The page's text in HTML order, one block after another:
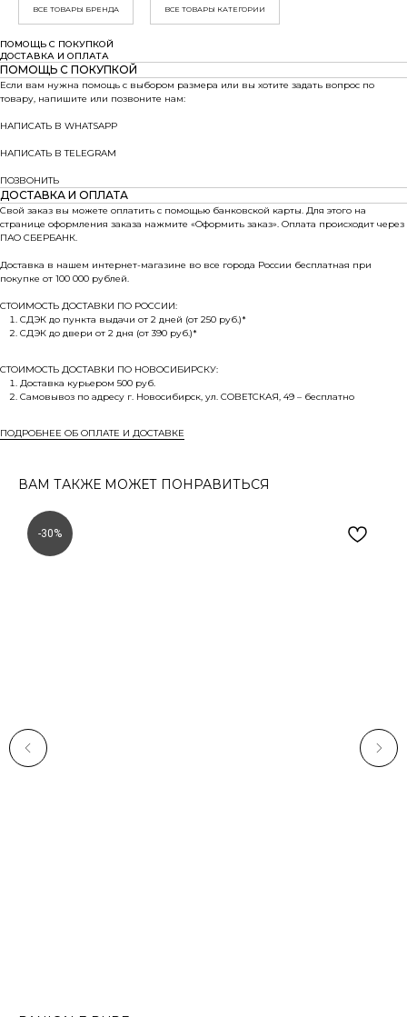
ВСЕ ТОВАРЫ БРЕНДА ВСЕ ТОВАРЫ КАТЕГОРИИ
ПОМОЩЬ С ПОКУПКОЙ
ДОСТАВКА И ОПЛАТА
ПОМОЩЬ С ПОКУПКОЙ
Если вам нужна помощь с выбором размера или вы хотите задать вопрос по
товару, напишите или позвоните нам:
НАПИСАТЬ В WHATSAPP
НАПИСАТЬ В TELEGRAM
ПОЗВОНИТЬ
ДОСТАВКА И ОПЛАТА
Свой заказ вы можете оплатить с помощью банковской карты. Для этого на
странице оформления заказа нажмите «Оформить заказ». Оплата происходит через
ПАО СБЕРБАНК.
Доставка в нашем интернет-магазине во все города России бесплатная при
покупке от 100 000 рублей.
СТОИМОСТЬ ДОСТАВКИ ПО РОССИИ:
СДЭК до пункта выдачи от 2 дней (от 250 руб.)*
СДЭК до двери от 2 дня (от 390 руб.)*
СТОИМОСТЬ ДОСТАВКИ ПО НОВОСИБИРСКУ:
Доставка курьером 500 руб.
Самовывоз по адресу г. Новосибирск, ул. СОВЕТСКАЯ, 49 – бесплатно
ПОДРОБНЕЕ ОБ ОПЛАТЕ И ДОСТАВКЕ
ВАМ ТАКЖЕ МОЖЕТ ПОНРАВИТЬСЯ
-30%